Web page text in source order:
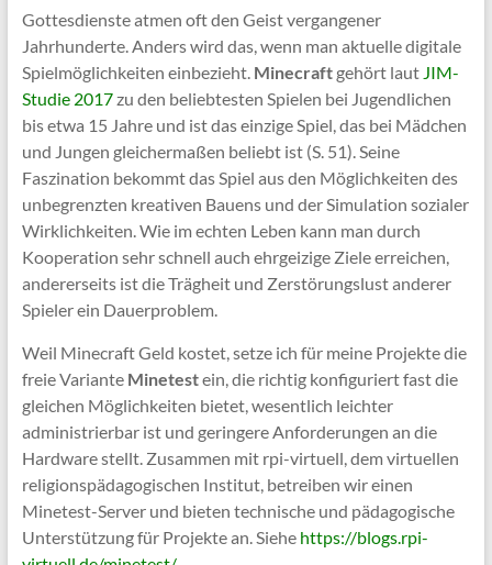
Gottesdienste atmen oft den Geist vergangener
Jahrhunderte. Anders wird das, wenn man aktuelle digitale
Spielmöglichkeiten einbezieht. Minecraftgehört laut JIM-
Studie 2017zu den beliebtesten Spielen bei Jugendlichen
bis etwa 15 Jahre und ist das einzige Spiel, das bei Mädchen
und Jungen gleichermaßen beliebt ist (S. 51). Seine
Faszination bekommt das Spiel aus den Möglichkeiten des
unbegrenzten kreativen Bauens und der Simulation sozialer
Wirklichkeiten. Wie im echten Leben kann man durch
Kooperation sehr schnell auch ehrgeizige Ziele erreichen,
andererseits ist die Trägheit und Zerstörungslust anderer
Spieler ein Dauerproblem.
Weil Minecraft Geld kostet, setze ich für meine Projekte die
freie Variante Minetestein, die richtig konfiguriert fast die
gleichen Möglichkeiten bietet, wesentlich leichter
administrierbar ist und geringere Anforderungen an die
Hardware stellt. Zusammen mit rpi-virtuell, dem virtuellen
religionspädagogischen Institut, betreiben wir einen
Minetest-Server und bieten technische und pädagogische
Unterstützung für Projekte an. Siehe https://blogs.rpi-